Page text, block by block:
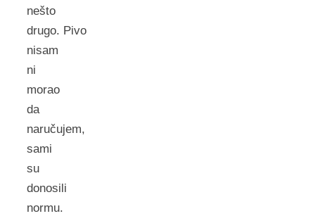
nešto
drugo. Pivo
nisam
ni
morao
da
naručujem,
sami
su
donosili
normu.